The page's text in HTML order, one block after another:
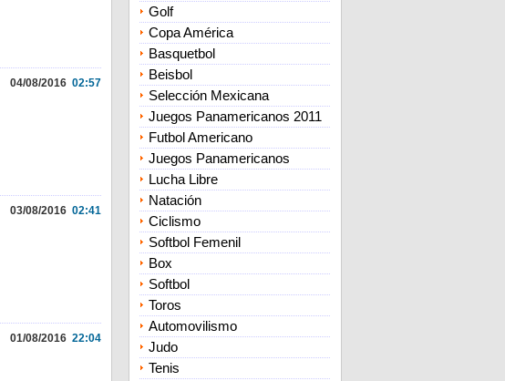
04/08/201602:57
03/08/201602:41
01/08/201622:04
Golf
Copa América
Basquetbol
Beisbol
Selección Mexicana
Juegos Panamericanos 2011
Futbol Americano
Juegos Panamericanos
Lucha Libre
Natación
Ciclismo
Softbol Femenil
Box
Softbol
Toros
Automovilismo
Judo
Tenis